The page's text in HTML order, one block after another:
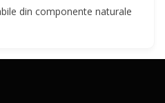
din componente naturale